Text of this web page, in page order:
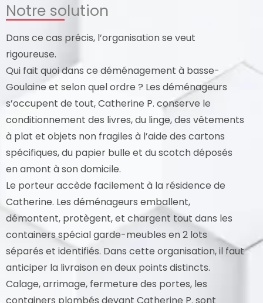
Notre solution
Dans ce cas précis, l’organisation se veut
rigoureuse.
Qui fait quoi dans ce déménagement à basse-
Goulaine et selon quel ordre ? Les déménageurs
s’occupent de tout, Catherine P. conserve le
conditionnement des livres, du linge, des vêtements
à plat et objets non fragiles à l’aide des cartons
spécifiques, du papier bulle et du scotch déposés
en amont à son domicile.
Le porteur accède facilement à la résidence de
Catherine. Les déménageurs emballent,
démontent, protègent, et chargent tout dans les
containers spécial garde-meubles en 2 lots
séparés et identifiés. Dans cette organisation, il faut
anticiper la livraison en deux points distincts.
Calage, arrimage, fermeture des portes, les